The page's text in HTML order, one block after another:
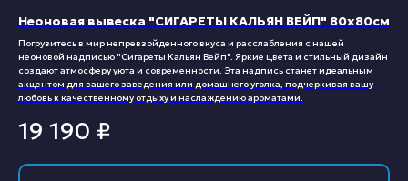
Неоновая вывеска "СИГАРЕТЫ КАЛЬЯН ВЕЙП" 80х80см
Погрузитесь в мир непревзойденного вкуса и расслабления с нашей
неоновой надписью "Сигареты Кальян Вейп". Яркие цвета и стильный дизайн
создают атмосферу уюта и современности. Эта надпись станет идеальным
акцентом для вашего заведения или домашнего уголка, подчеркивая вашу
любовь к качественному отдыху и наслаждению ароматами.
19 190 ₽